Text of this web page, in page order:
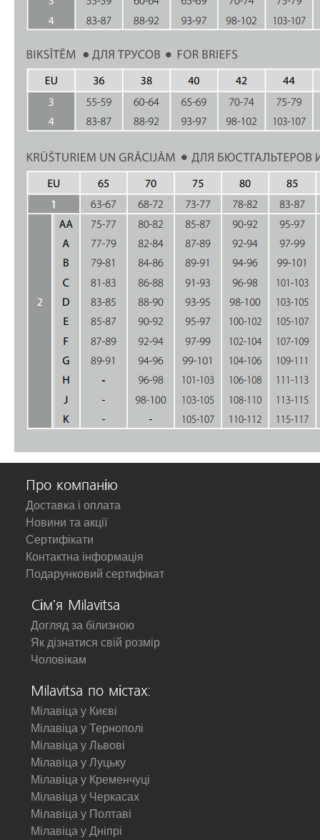
Про компанію
Доставка і оплата
Новини та акції
Сертифікати
Контактна інформація
Подарунковий сертифікат
Сім'я Milavitsa
Догляд за білизною
Як дізнатися свій розмір
Чоловікам
Milavitsa по містах:
Мілавіца у Києві
Мілавіца у Тернополі
Мілавіца у Львові
Мілавіца у Луцьку
Мілавіца у Кременчуці
Мілавіца у Черкасах
Мілавіца у Полтаві
Мілавіца у Дніпрі